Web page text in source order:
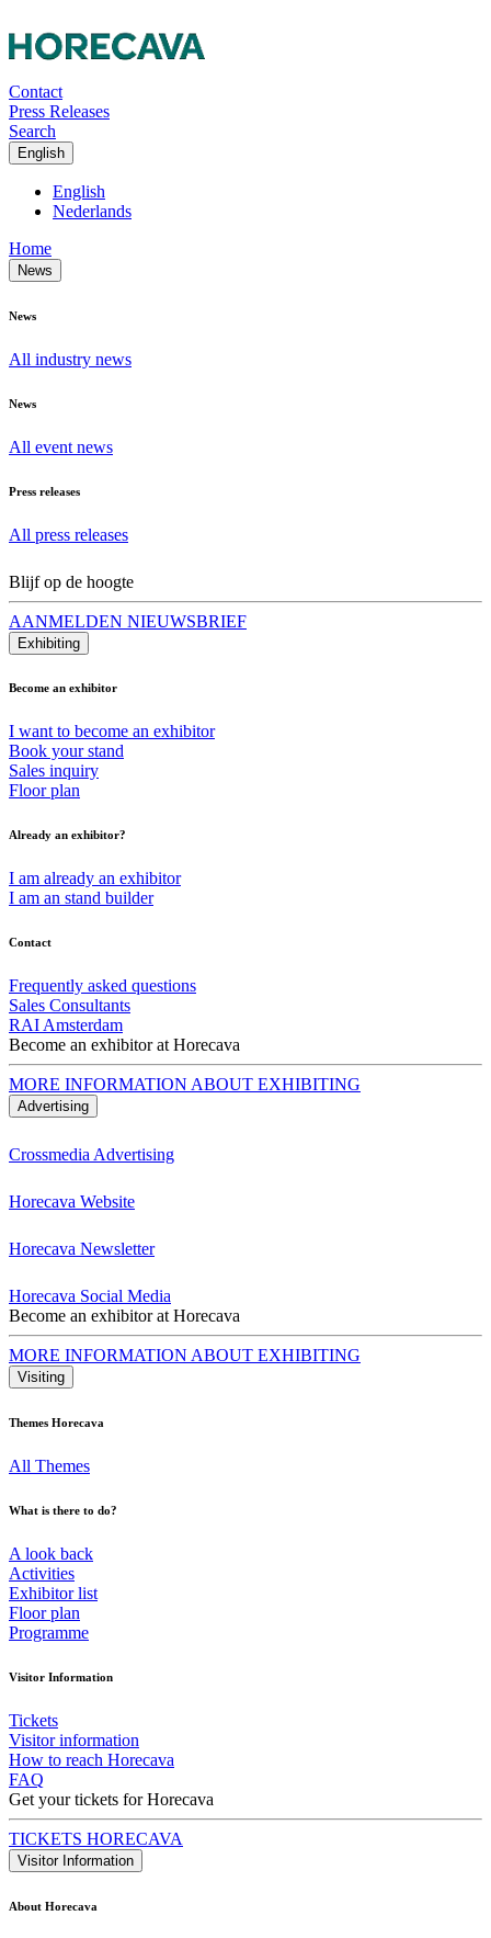
Contact
Press Releases
Search
English
English
Nederlands
Home
News
News
All industry news
News
All event news
Press releases
All press releases
Blijf op de hoogte
AANMELDEN NIEUWSBRIEF
Exhibiting
Become an exhibitor
I want to become an exhibitor
Book your stand
Sales inquiry
Floor plan
Already an exhibitor?
I am already an exhibitor
I am an stand builder
Contact
Frequently asked questions
Sales Consultants
RAI Amsterdam
Become an exhibitor at Horecava
MORE INFORMATION ABOUT EXHIBITING
Advertising
Crossmedia Advertising
Horecava Website
Horecava Newsletter
Horecava Social Media
Become an exhibitor at Horecava
MORE INFORMATION ABOUT EXHIBITING
Visiting
Themes Horecava
All Themes
What is there to do?
A look back
Activities
Exhibitor list
Floor plan
Programme
Visitor Information
Tickets
Visitor information
How to reach Horecava
FAQ
Get your tickets for Horecava
TICKETS HORECAVA
Visitor Information
About Horecava